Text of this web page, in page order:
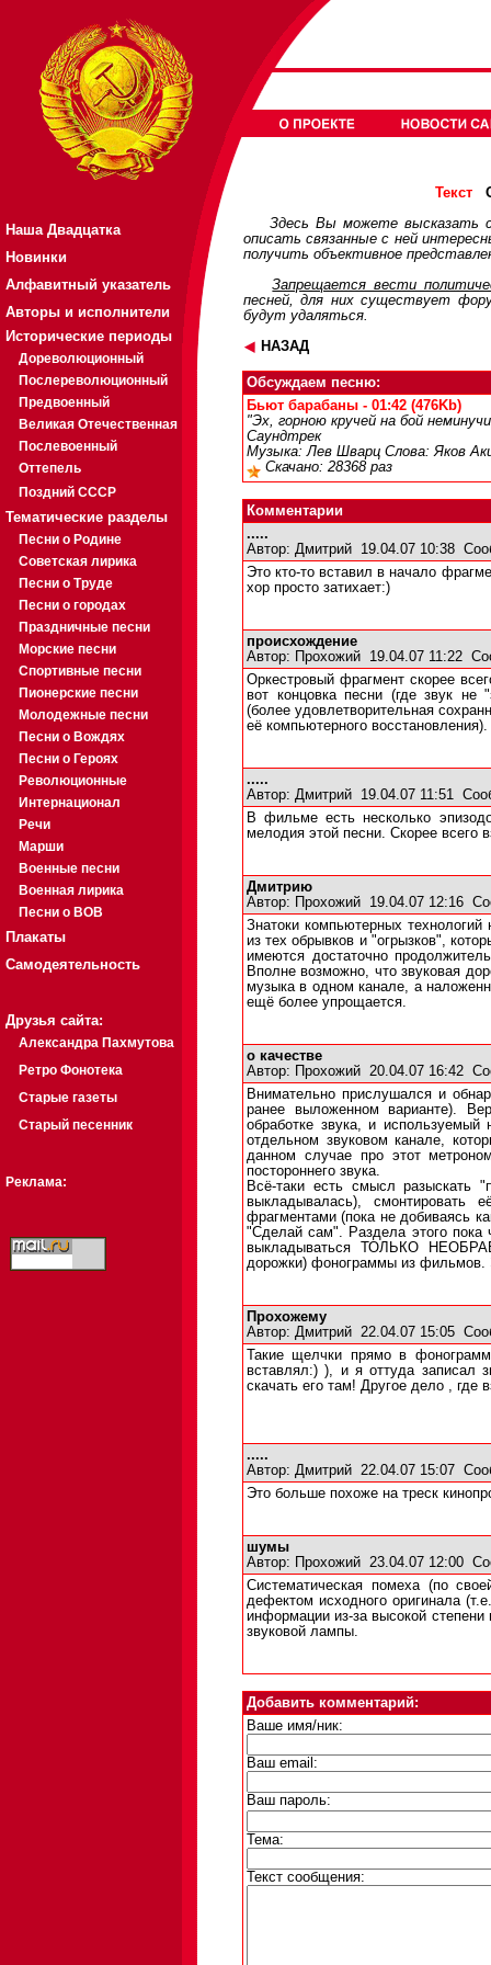
Наша Двадцатка
Новинки
Алфавитный указатель
Авторы и исполнители
Исторические периоды
Дореволюционный
Послереволюционный
Предвоенный
Великая Отечественная
Послевоенный
Оттепель
Поздний СССР
Тематические разделы
Песни о Родине
Советская лирика
Песни о Труде
Песни о городах
Праздничные песни
Морские песни
Спортивные песни
Пионерские песни
Молодежные песни
Песни о Вождях
Песни о Героях
Революционные
Интернационал
Речи
Марши
Военные песни
Военная лирика
Песни о ВОВ
Плакаты
Самодеятельность
Друзья сайта:
Александра Пахмутова
Ретро Фонотека
Старые газеты
Старый песенник
Реклама:
Текст
Здесь Вы можете высказать
описать связанные с ней
получить объективное
Запрещается вести
песней, для них существует
будут удаляться.
НАЗАД
Обсуждаем песню:
Бьют барабаны - 01:42 (476Kb)
"Эх, горною кручей на бой
Саундтрек
Музыка: Лев Шварц Слова: Яков
Скачано: 28368 раз
Комментарии
.....
Автор: Дмитрий 19.04.07 10:38
Это кто-то вставил в начало
хор просто затихает:)
происхождение
Автор:
Прохожий 19.04.07 11:22
Оркестровый фрагмент скорее
вот концовка песни (где звук не
(более удовлетворительная
её компьютерного восстановления).
.....
Автор: Дмитрий 19.04.07 11:51
В фильме есть несколько
мелодия этой песни. Скорее всего
Дмитрию
Автор:
Прохожий 19.04.07 12:16
Знатоки компьютерных
из тех обрывков и "огрызков",
имеются достаточно
Вполне возможно, что звуковая
музыка в одном канале, а
ещё более упрощается.
о качестве
Автор:
Прохожий 20.04.07 16:42
Внимательно прислушался и
ранее выложенном варианте).
обработке звука, и
отдельном звуковом канале,
данном случае про этот
постороннего звука.
Всё-таки есть смысл разыскать
выкладывалась),
фрагментами (пока не добиваясь
"Сделай сам". Раздела этого пока
выкладываться ТОЛЬКО
дорожки) фонограммы из фильмов.
Прохожему
Автор: Дмитрий 22.04.07 15:05
Такие щелчки прямо в
вставлял:) ), и я оттуда
скачать его там! Другое дело , где
.....
Автор: Дмитрий 22.04.07 15:07
Это больше похоже на треск
шумы
Автор:
Прохожий 23.04.07 12:00
Систематическая помеха (по
дефектом исходного оригинала
информации из-за высокой степени
звуковой лампы.
Добавить комментарий:
Ваше имя/ник:
Ваш email:
Ваш пароль:
Тема:
Текст сообщения: